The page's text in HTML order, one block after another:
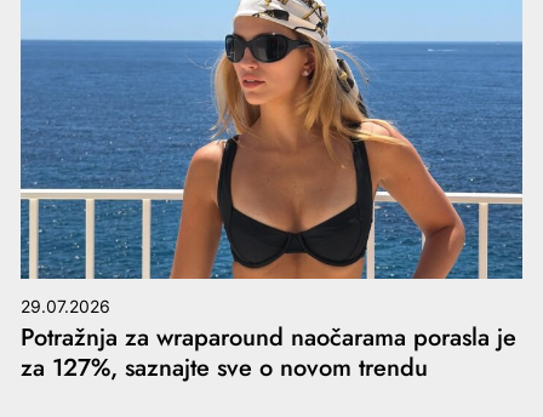
29.07.2026
Potražnja za wraparound naočarama porasla je
za 127%, saznajte sve o novom trendu